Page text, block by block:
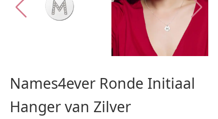
Names4ever Ronde Initiaal
Hanger van Zilver